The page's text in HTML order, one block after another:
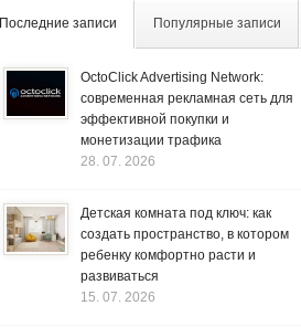
Последние записи Популярные записи
OctoClick Advertising Network:
современная рекламная сеть для
эффективной покупки и
монетизации трафика
28. 07. 2026
Детская комната под ключ: как
создать пространство, в котором
ребенку комфортно расти и
развиваться
15. 07. 2026